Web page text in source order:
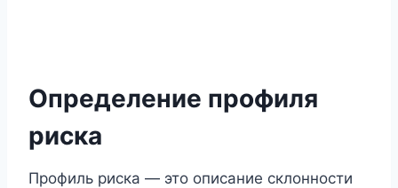
Определение профиля
риска
Профиль риска — это описание склонности